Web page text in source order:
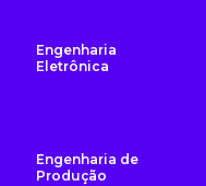
Engenharia
Eletrônica
Engenharia de
Produção